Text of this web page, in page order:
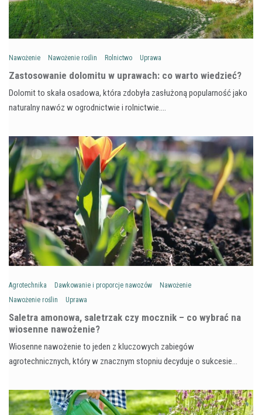
Nawożenie Nawożenie roślin Rolnictwo Uprawa
Zastosowanie dolomitu w uprawach: co warto wiedzieć?
Dolomit to skała osadowa, która zdobyła zasłużoną popularność jako
naturalny nawóz w ogrodnictwie i rolnictwie.…
Agrotechnika Dawkowanie i proporcje nawozów
Nawożenie
Nawożenie roślin
Uprawa
Saletra amonowa, saletrzak czy mocznik – co wybrać na
wiosenne nawożenie?
Wiosenne nawożenie to jeden z kluczowych zabiegów
agrotechnicznych, który w znacznym stopniu decyduje o sukcesie…